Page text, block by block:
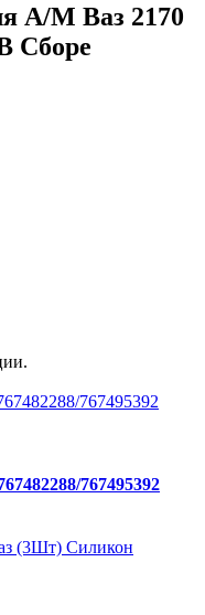
А/М Ваз 2170
Сборе
767495392